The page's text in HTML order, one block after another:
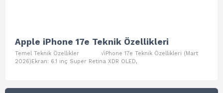
Apple iPhone 17e Teknik Özellikleri
Temel Teknik Özellikler √iPhone 17e Teknik Özellikleri (Mart
2026)Ekran: 6.1 inç Super Retina XDR OLED,